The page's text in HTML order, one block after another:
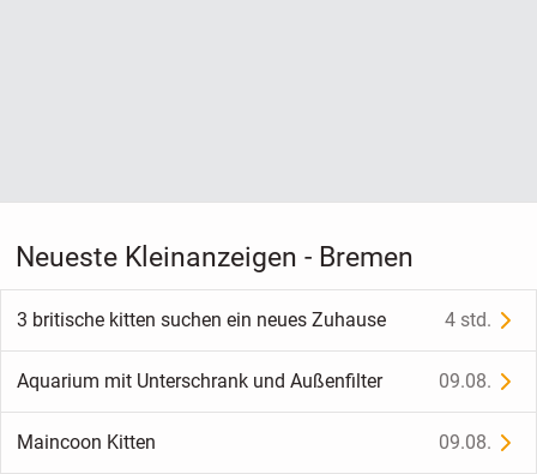
Neueste Kleinanzeigen - Bremen
3 britische kitten suchen ein neues Zuhause 4 std.
Aquarium mit Unterschrank und Außenfilter 09.08.
Maincoon Kitten 09.08.